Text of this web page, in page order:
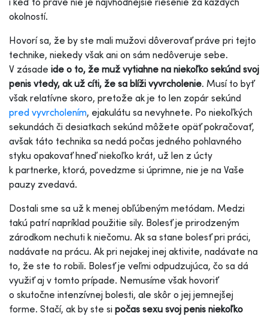
okolností.
Hovorí sa, že by ste mali mužovi dôverovať práve pri tejto
technike, niekedy však ani on sám nedôveruje sebe.
V zásade ide o to, že muž vytiahne na niekoľko sekúnd svoj
penis vtedy, ak už cíti, že sa blíži vyvrcholenie. Musí to byť
však relatívne skoro, pretože ak je to len zopár sekúnd
pred vyvrcholením, ejakulátu sa nevyhnete. Po niekoľkých
sekundách či desiatkach sekúnd môžete opäť pokračovať,
avšak táto technika sa nedá počas jedného pohlavného
styku opakovať hneď niekoľko krát, už len z úcty
k partnerke, ktorá, povedzme si úprimne, nie je na Vaše
pauzy zvedavá.
Dostali sme sa už k menej obľúbeným metódam. Medzi
takú patrí napríklad použitie sily. Bolesť je prirodzeným
zárodkom nechuti k niečomu. Ak sa stane bolesť pri práci,
nadávate na prácu. Ak pri nejakej inej aktivite, nadávate na
to, že ste to robili. Bolesť je veľmi odpudzujúca, čo sa dá
využiť aj v tomto prípade. Nemusíme však hovoriť
o skutočne intenzívnej bolesti, ale skôr o jej jemnejšej
forme. Stačí, ak by ste si počas sexu svoj penis niekoľko